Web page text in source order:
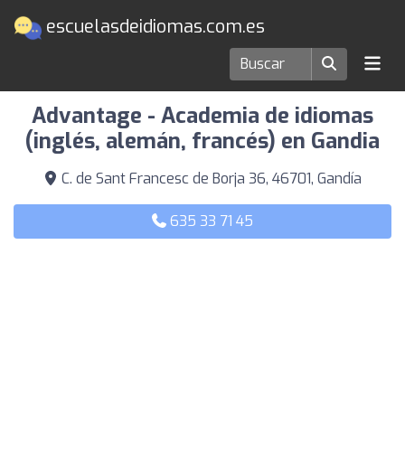
escuelasdeidiomas.com.es
Escuelas de idiomas en Gandía
Advantage - Academia de idiomas
(inglés, alemán, francés) en Gandia
C. de Sant Francesc de Borja 36, 46701, Gandía
635 33 71 45